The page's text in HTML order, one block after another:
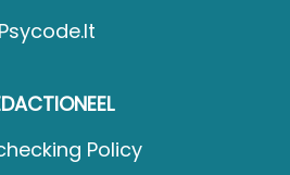
Psycode.it
Policy